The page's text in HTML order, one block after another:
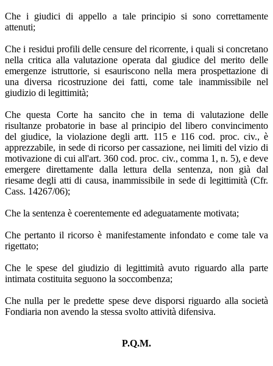
Che i giudici di appello a tale principio si sono correttamente
attenuti;
Che i residui profili delle censure del ricorrente, i quali si concretano
nella critica alla valutazione operata dal giudice del merito delle
emergenze istruttorie, si esauriscono nella mera prospettazione di
una diversa ricostruzione dei fatti, come tale inammissibile nel
giudizio di legittimità;
Che questa Corte ha sancito che in tema di valutazione delle
risultanze probatorie in base al principio del libero convincimento
del giudice, la violazione degli artt. 115 e 116 cod. proc. civ., è
apprezzabile, in sede di ricorso per cassazione, nei limiti del vizio di
motivazione di cui all'art. 360 cod. proc. civ., comma 1, n. 5), e deve
emergere direttamente dalla lettura della sentenza, non già dal
riesame degli atti di causa, inammissibile in sede di legittimità (Cfr.
Cass. 14267/06);
Che la sentenza è coerentemente ed adeguatamente motivata;
Che pertanto il ricorso è manifestamente infondato e come tale va
rigettato;
Che le spese del giudizio di legittimità avuto riguardo alla parte
intimata costituita seguono la soccombenza;
Che nulla per le predette spese deve disporsi riguardo alla società
Fondiaria non avendo la stessa svolto attività difensiva.
P.Q.M.